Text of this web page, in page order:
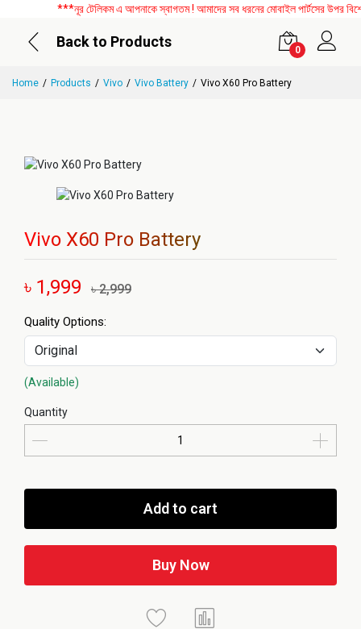
***নূর টেলিকম এ আপনাকে স্বাগতম ! আমাদের সব ধরনের মোবাইল পার্টসের উপর
Back to Products
0
Home Products Vivo Vivo Battery Vivo X60 Pro Battery
Vivo X60 Pro Battery
৳ 1,999 ৳ 2,999
Quality Options:
(Available)
Quantity
Add to cart
Buy Now